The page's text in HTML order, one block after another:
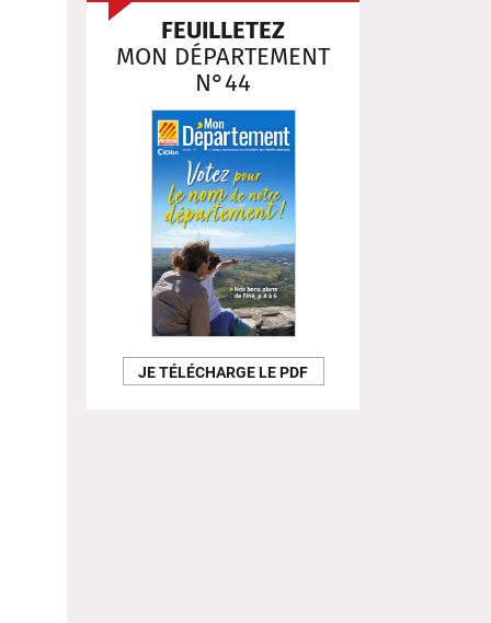
FEUILLETEZ
MON DÉPARTEMENT
N°44
JE TÉLÉCHARGE LE PDF